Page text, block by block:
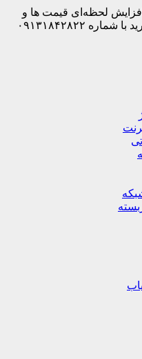
افزایش لحظه‌ای قیمت ها و
کمبود اجناس در بازار لطفا قبل از خرید با شماره ۰۹۱۳۱۸۴۲۸۲۲